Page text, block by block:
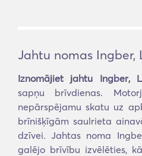
Jahtu nomas Ingber,
Iznomājiet jahtu Ingber,
sapņu brīvdienas.
nepārspējamu skatu uz
brīnišķīgām saulrieta
dzīvei. Jahtas noma
galējo brīvību izvēlēties,